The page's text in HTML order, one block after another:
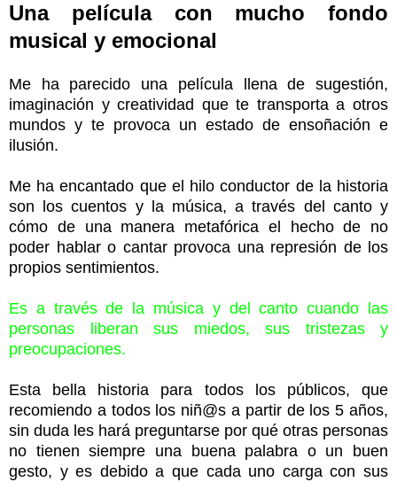
Una película con mucho fondo
musical y emocional
Me ha parecido una película llena de sugestión,
imaginación y creatividad que te transporta a otros
mundos y te provoca un estado de ensoñación e
ilusión.
Me ha encantado que el hilo conductor de la historia
son los cuentos y la música, a través del canto y
cómo de una manera metafórica el hecho de no
poder hablar o cantar provoca una represión de los
propios sentimientos.
Es a través de la música y del canto cuando las
personas liberan sus miedos, sus tristezas y
preocupaciones.
Esta bella historia para todos los públicos, que
recomiendo a todos los niñ@s a partir de los 5 años,
sin duda les hará preguntarse por qué otras personas
no tienen siempre una buena palabra o un buen
gesto, y es debido a que cada uno carga con sus